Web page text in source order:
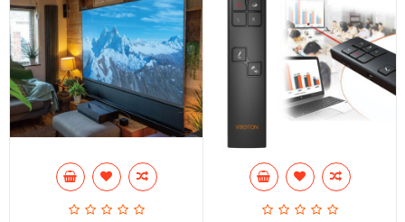
Noutbuk
Monobloklar
Kompýuter düzüjiler
Monitorlar
Kompýuter aksesuarlary
Printerler